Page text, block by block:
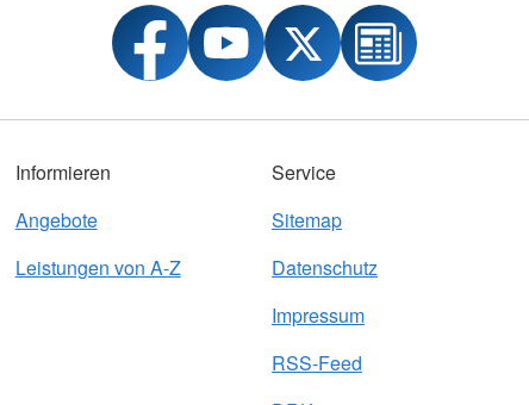
Informieren
Angebote
Leistungen von A-Z
Service
Sitemap
Datenschutz
Impressum
RSS-Feed